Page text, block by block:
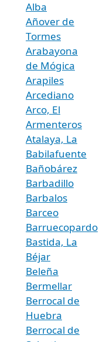
Alba
Añover de
Tormes
Arabayona
de Mógica
Arapiles
Arcediano
Arco, El
Armenteros
Atalaya, La
Babilafuente
Bañobárez
Barbadillo
Barbalos
Barceo
Barruecopardo
Bastida, La
Béjar
Beleña
Bermellar
Berrocal de
Huebra
Berrocal de